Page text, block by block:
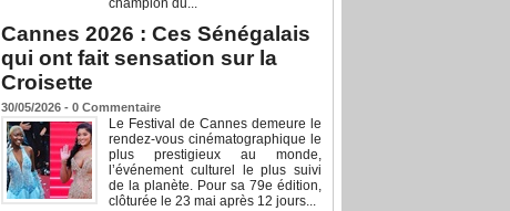
champion du...
Cannes 2026 : Ces Sénégalais
qui ont fait sensation sur la
Croisette
30/05/2026 - 0 Commentaire
Le Festival de Cannes demeure le
rendez-vous cinématographique le
plus prestigieux au monde,
l’événement culturel le plus suivi
de la planète. Pour sa 79e édition,
clôturée le 23 mai après 12 jours...